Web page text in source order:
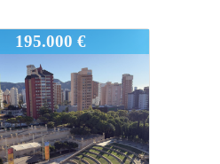
195.000 €